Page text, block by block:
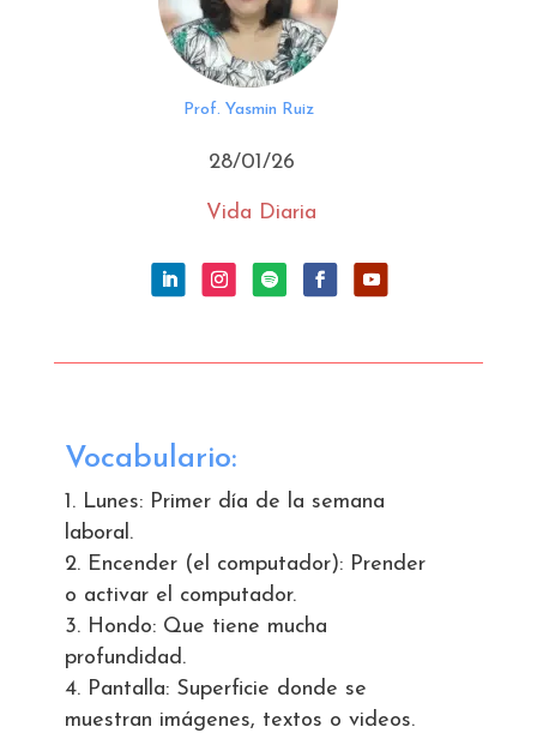
Prof. Yasmin Ruiz
28/01/26
Vida Diaria
Vocabulario:
Lunes: Primer día de la semana
laboral.
Encender (el computador): Prender
o activar el computador.
Hondo: Que tiene mucha
profundidad.
Pantalla: Superficie donde se
muestran imágenes, textos o videos.